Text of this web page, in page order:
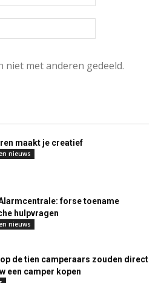
niet met anderen gedeeld.
maakt je creatief
nieuws
forse toename
hulpvragen
nieuws
op de tien camperaars zouden direct
een camper kopen